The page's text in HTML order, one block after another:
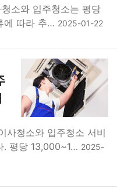
소와 입주청소는 평당
에 따라 추… 2025-01-22
사청소와 입주청소 서비
. 평당 13,000~1… 2025-